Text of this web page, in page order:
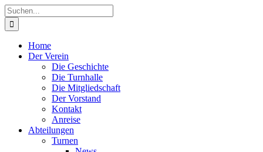
Zum
Inhalt
springen
Instagram
(Abteilung
RSG)
Instagram
(Abteilung
Turnen)
Instagram
(Abteilung
Akrobatik)
Instagram
(Abteilung
Cheerleading)
Facebook
X
YouTube
Suche
nach:
Home
Der Verein
Die Geschichte
Die Turnhalle
Die Mitgliedschaft
Der Vorstand
Kontakt
Anreise
Abteilungen
Turnen